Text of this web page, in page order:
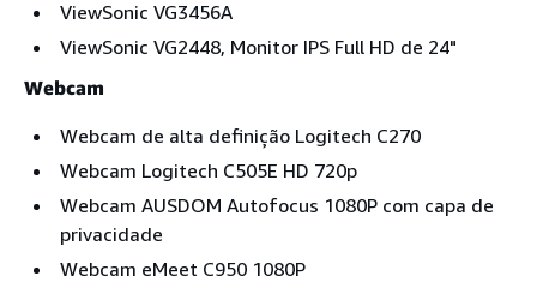
ViewSonic VG3456A
ViewSonic VG2448, Monitor IPS Full HD de 24"
Webcam
Webcam de alta definição Logitech C270
Webcam Logitech C505E HD 720p
Webcam AUSDOM Autofocus 1080P com capa de
privacidade
Webcam eMeet C950 1080P